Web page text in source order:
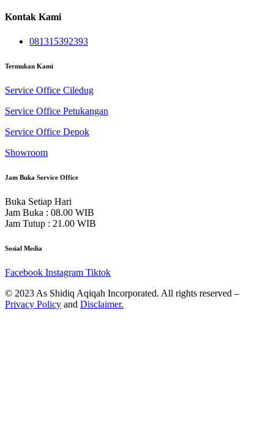
Kontak Kami
081315392393
Termukan Kami
Service Office Ciledug
Service Office Petukangan
Service Office Depok
Showroom
Jam Buka Service Office
Buka Setiap Hari
Jam Buka : 08.00 WIB
Jam Tutup : 21.00 WIB
Sosial Media
Facebook Instagram Tiktok
© 2023 As Shidiq Aqiqah Incorporated. All rights reserved –
Privacy Policy and Disclaimer.